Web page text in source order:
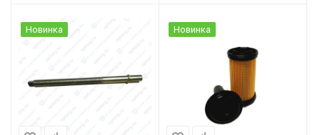
Новинка Новинка